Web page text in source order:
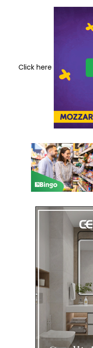
Click here